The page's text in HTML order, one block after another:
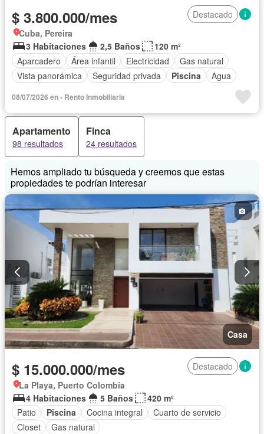
$ 3.800.000/mes
Destacado
Cuba, Pereira
3 Habitaciones
2,5 Baños
120 m²
Aparcadero
Área infantil Electricidad
Gas natural
Vista panorámica
Seguridad privada Piscina Agua
08/07/2026 en - Rento Inmobiliaria
Apartamento
98 resultados
Finca
24 resultados
Hemos ampliado tu búsqueda y creemos que estas
propiedades te podrían interesar
Casa
$ 15.000.000/mes
Destacado
La Playa, Puerto Colombia
4 Habitaciones
5 Baños
420 m²
Patio
Piscina Cocina integral
Cuarto de servicio
Closet
Gas natural